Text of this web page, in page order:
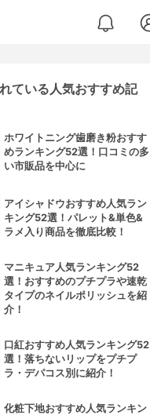
ている人気おすすめ記
ホワイトニング歯磨き粉おすす
めランキング52選！口コミの多
い市販品を中心に
アイシャドウおすすめ人気ラン
キング52選！パレット&単色&
ラメ入り商品を徹底比較！
マニキュア人気ランキング52
選！おすすめのプチプラや速乾
タイプのネイルポリッシュを紹
介！
口紅おすすめ人気ランキング52
選！落ちないリップをプチプ
ラ・デパコス別に紹介！
化粧下地おすすめ人気ランキン